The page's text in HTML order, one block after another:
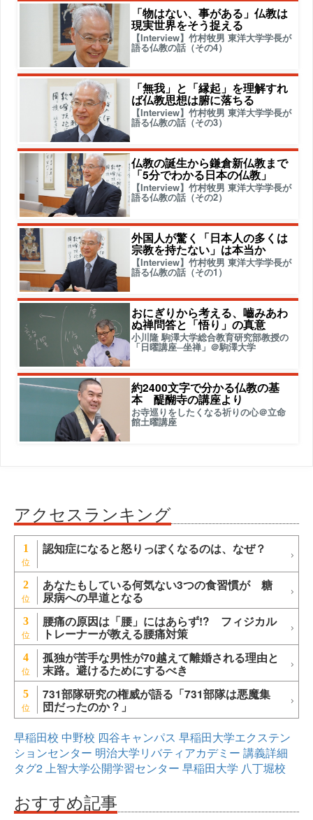
「物はない、事がある」仏教は
現実世界をそう捉える
【Interview】竹村牧男 東洋大学学長が
語る仏教の話（その4）
「無我」と「縁起」を理解すれ
ば仏教思想は腑に落ちる
【Interview】竹村牧男 東洋大学学長が
語る仏教の話（その3）
仏教の誕生から鎌倉新仏教まで
「5分でわかる日本の仏教」
【Interview】竹村牧男 東洋大学学長が
語る仏教の話（その2）
外国人が驚く「日本人の多くは
宗教を持たない」は本当か
【Interview】竹村牧男 東洋大学学長が
語る仏教の話（その1）
おにぎりから考える、嚙みあわ
ぬ禅問答と「悟り」の真意
小川隆 駒澤大学総合教育研究部教授の
「日曜講座─坐禅」＠駒澤大学
約2400文字で分かる仏教の基
本 醍醐寺の講座より
お寺巡りをしたくなる祈りの心＠立命
館土曜講座
アクセスランキング
1 認知症になると怒りっぽくなるのは、なぜ？
2 あなたもしている何気ない3つの食習慣が 糖
尿病への早道となる
3 腰痛の原因は「腰」にはあらず!? フィジカル
トレーナーが教える腰痛対策
4 孤独が苦手な男性が70越えて離婚される理由と
末路。避けるためにするべき
5 731部隊研究の権威が語る「731部隊は悪魔集
団だったのか？」
早稲田校 中野校 四谷キャンパス 早稲田大学エクステン
ションセンター 明治大学リバティアカデミー 講義詳細
タグ2上智大学公開学習センター 早稲田大学 八丁堀校
おすすめ記事